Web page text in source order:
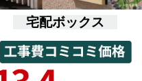
宅配ボックス